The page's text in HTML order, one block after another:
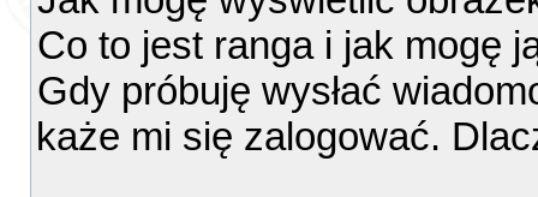
Co to jest ranga i jak mogę
Gdy próbuję wysłać
każe mi się zalogować.